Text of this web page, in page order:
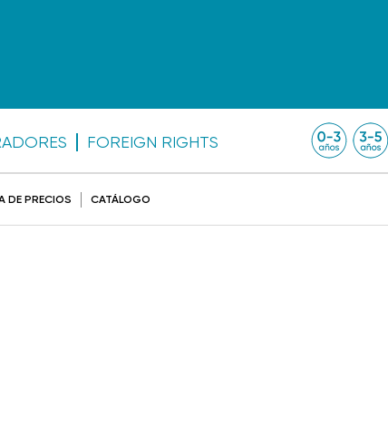
FOREIGN RIGHTS
DE PRECIOS CATÁLOGO